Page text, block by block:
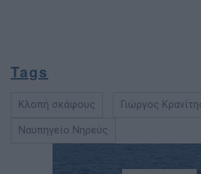
Tags
Κλοπή σκάφους Γιώργος
Ναυπηγείο Νηρεύς